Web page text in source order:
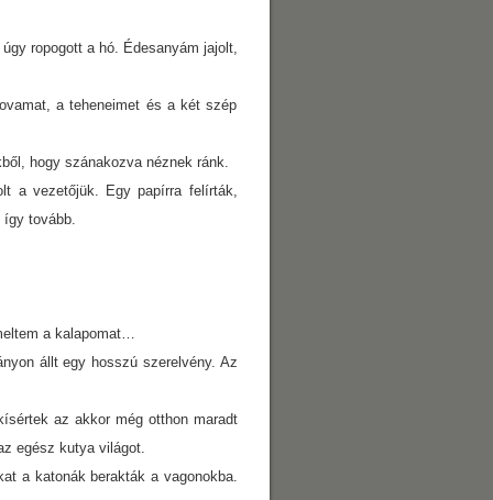
ropogott a hó. Édesanyám jajolt,
a teheneimet és a két szép
hogy szánakozva néznek ránk.
a vezetőjük. Egy papírra felírták,
így tovább.
a kalapomat…
állt egy hosszú szerelvény. Az
az akkor még otthon maradt
egész kutya világot.
a katonák berakták a vagonokba.